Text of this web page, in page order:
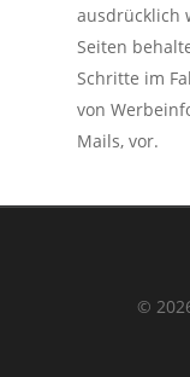
ausdrücklich
Seiten
Schritte im
von
Mails, vor.
©